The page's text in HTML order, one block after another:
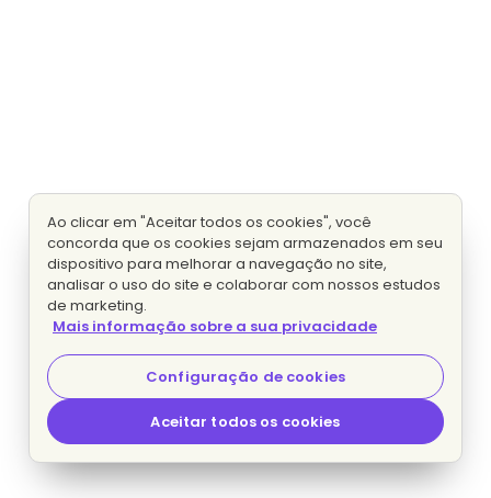
Ao clicar em "Aceitar todos os cookies", você
concorda que os cookies sejam armazenados em seu
dispositivo para melhorar a navegação no site,
analisar o uso do site e colaborar com nossos estudos
de marketing.
Mais informação sobre a sua privacidade
Configuração de cookies
Aceitar todos os cookies